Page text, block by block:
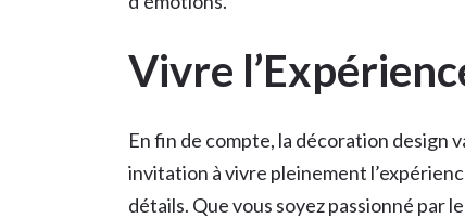
Vivre
En fin de compte, la décoration design
invitation à vivre pleinement
détails. Que vous soyez passionné par